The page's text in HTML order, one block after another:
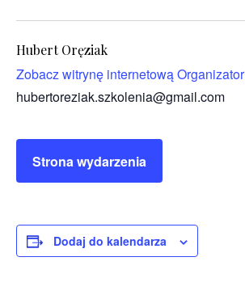
Hubert Oręziak
Zobacz witrynę internetową Organizator
hubertoreziak.szkolenia@gmail.com
Strona wydarzenia
Dodaj do kalendarza